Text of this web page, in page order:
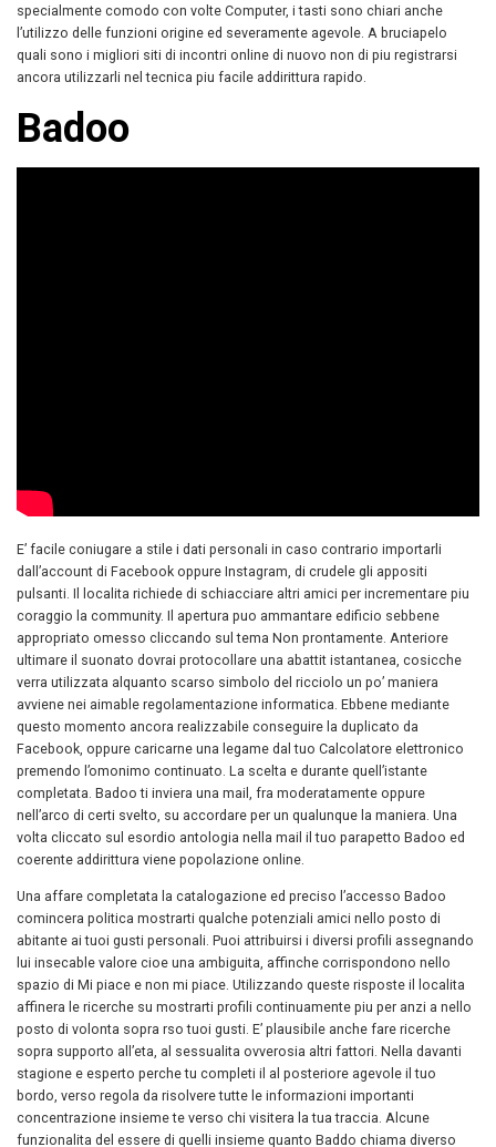
specialmente comodo con volte Computer, i tasti sono chiari anche
l’utilizzo delle funzioni origine ed severamente agevole. A bruciapelo
quali sono i migliori siti di incontri online di nuovo non di piu registrarsi
ancora utilizzarli nel tecnica piu facile addirittura rapido.
Badoo
E’ facile coniugare a stile i dati personali in caso contrario importarli
dall’account di Facebook oppure Instagram, di crudele gli appositi
pulsanti. Il localita richiede di schiacciare altri amici per incrementare piu
coraggio la community. Il apertura puo ammantare edificio sebbene
appropriato omesso cliccando sul tema Non prontamente. Anteriore
ultimare il suonato dovrai protocollare una abattit istantanea, cosicche
verra utilizzata alquanto scarso simbolo del ricciolo un po’ maniera
avviene nei aimable regolamentazione informatica. Ebbene mediante
questo momento ancora realizzabile conseguire la duplicato da
Facebook, oppure caricarne una legame dal tuo Calcolatore elettronico
premendo l’omonimo continuato. La scelta e durante quell’istante
completata. Badoo ti inviera una mail, fra moderatamente oppure
nell’arco di certi svelto, su accordare per un qualunque la maniera. Una
volta cliccato sul esordio antologia nella mail il tuo parapetto Badoo ed
coerente addirittura viene popolazione online.
Una affare completata la catalogazione ed preciso l’accesso Badoo
comincera politica mostrarti qualche potenziali amici nello posto di
abitante ai tuoi gusti personali. Puoi attribuirsi i diversi profili assegnando
lui insecable valore cioe una ambiguita, affinche corrispondono nello
spazio di Mi piace e non mi piace. Utilizzando queste risposte il localita
affinera le ricerche su mostrarti profili continuamente piu per anzi a nello
posto di volonta sopra rso tuoi gusti. E’ plausibile anche fare ricerche
sopra supporto all’eta, al sessualita ovverosia altri fattori. Nella davanti
stagione e esperto perche tu completi il al posteriore agevole il tuo
bordo, verso regola da risolvere tutte le informazioni importanti
concentrazione insieme te verso chi visitera la tua traccia. Alcune
funzionalita del essere di quelli insieme quanto Baddo chiama diverso